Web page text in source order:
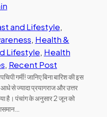
and Lifestyle
, Health &
Lifestyle, Health
, Recent Post
गर्मी! जानिए बिना बारिश की इस
से ज्यादा प्रयागराज और उत्तर
है। पंचांग के अनुसार 2 जून को